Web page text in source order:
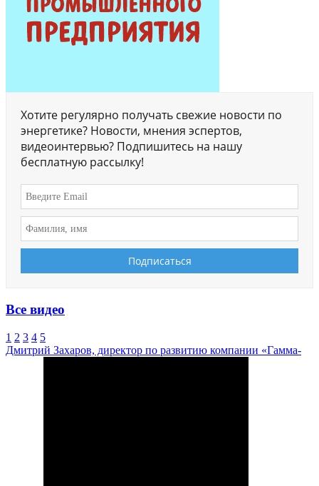
Хотите регулярно получать свежие новости по
энергетике? Новости, мнения эспертов,
видеоинтервью? Подпишитесь на нашу
бесплатную рассылку!
Все видео
1 2 3 4 5
Дмитрий Захаров, директор по развитию компании «Гамма-